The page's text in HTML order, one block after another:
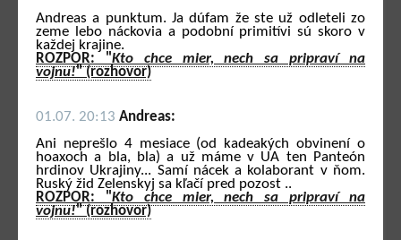
Andreas a punktum. Ja dúfam že ste už odleteli zo
zeme lebo náckovia a podobní primitívi sú skoro v
každej krajine.
ROZPOR: "Kto chce mier, nech sa pripraví na
vojnu!" (rozhovor)
01.07. 20:13 Andreas:
Ani neprešlo 4 mesiace (od kadeakých obvinení o
hoaxoch a bla, bla) a už máme v UA ten Panteón
hrdinov Ukrajiny... Samí nácek a kolaborant v ňom.
Ruský žid Zelenskyj sa kľačí pred pozost ..
ROZPOR: "Kto chce mier, nech sa pripraví na
vojnu!" (rozhovor)